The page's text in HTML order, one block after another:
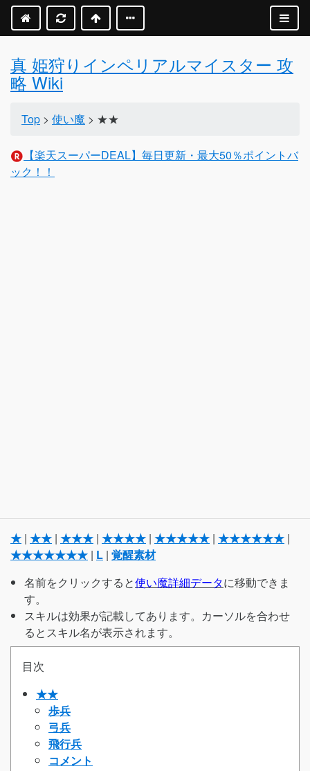
真 姫狩りインペリアルマイスター 攻
略 Wiki
Top > 使い魔 > ★★
【楽天スーパーDEAL】毎日更新・最大50％ポイントバ
ック！！
★ | ★★ | ★★★ | ★★★★ | ★★★★★ | ★★★★★★ |
★★★★★★★ | L | 覚醒素材
名前をクリックすると使い魔詳細データに移動できま
す。
スキルは効果が記載してあります。カーソルを合わせ
るとスキル名が表示されます。
目次
★★
歩兵
弓兵
飛行兵
コメント